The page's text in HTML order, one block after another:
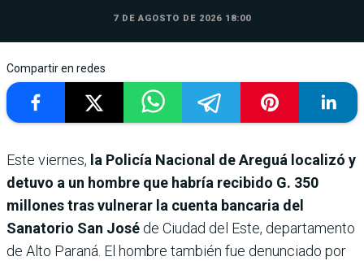
7 DE AGOSTO DE 2026 18:00
Compartir en redes
Este viernes, la Policía Nacional de Areguá localizó y
detuvo a un hombre que habría recibido G. 350
millones tras vulnerar la cuenta bancaria del
Sanatorio San José de Ciudad del Este, departamento
de Alto Paraná. El hombre también fue denunciado por